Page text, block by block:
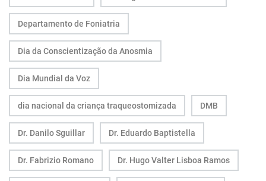
Departamento de Foniatria
Dia da Conscientização da Anosmia
Dia Mundial da Voz
dia nacional da criança traqueostomizada DMB
Dr. Danilo Sguillar Dr. Eduardo Baptistella
Dr. Fabrizio Romano Dr. Hugo Valter Lisboa Ramos